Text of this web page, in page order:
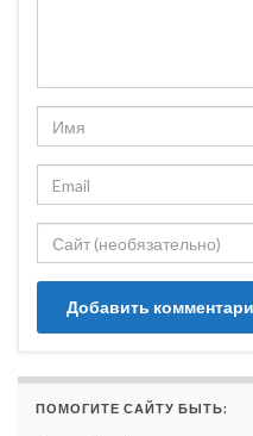
ПОМОГИТЕ САЙТУ БЫТЬ: